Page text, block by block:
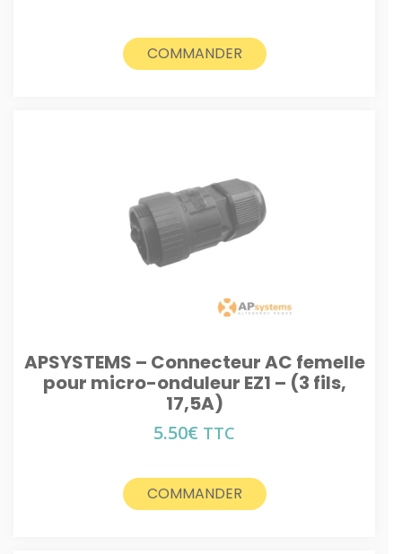
COMMANDER
APSYSTEMS – Connecteur AC femelle
pour micro-onduleur EZ1 – (3 fils,
17,5A)
5.50€ TTC
COMMANDER